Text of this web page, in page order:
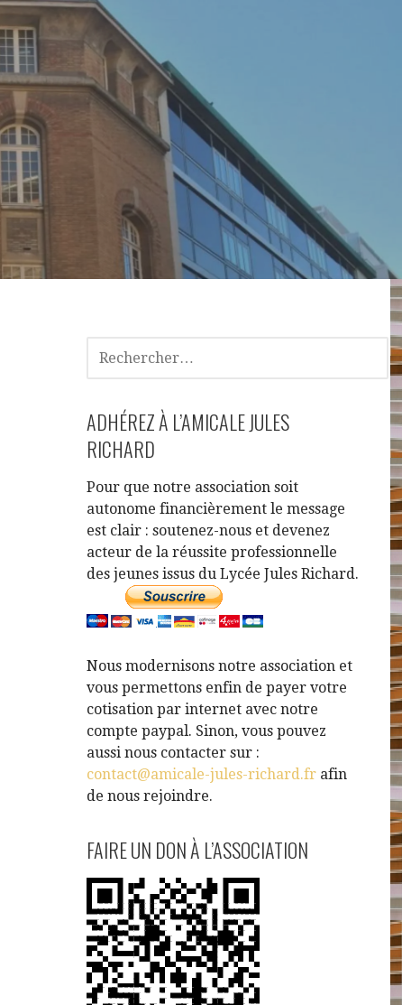
ADHÉREZ À L’AMICALE JULES
RICHARD
Pour que notre association soit
autonome financièrement le message
est clair : soutenez-nous et devenez
acteur de la réussite professionnelle
des jeunes issus du Lycée Jules Richard.
Nous modernisons notre association et
vous permettons enfin de payer votre
cotisation par internet avec notre
compte paypal. Sinon, vous pouvez
aussi nous contacter sur :
contact@amicale-jules-richard.fr afin
de nous rejoindre.
FAIRE UN DON À L’ASSOCIATION